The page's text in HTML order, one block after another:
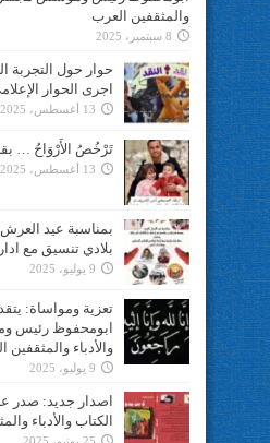
والمثقفين العرب
8 سبتمبر، 2025
حوار حول التجربة
اجرى الحوار
13 أغسطس، 2025
تَرْخُصُ الأَرْوَاحُ …
13 أغسطس، 2025
بمناسبة عيد
بلادي تنسيق مع
9 يوليو، 2025
تعزية ومواساة:
ابومحفوظ رئيس
والأدباء والمثقفين
9 يوليو، 2025
اصدار جديد:
الكتاب والأدباء